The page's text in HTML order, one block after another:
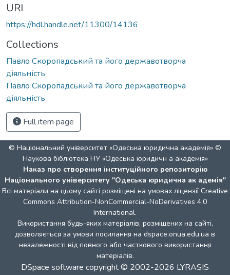
URI
https://hdl.handle.net/11300/14136
Collections
Павло Скоропадський та його державотворча
діяльність
Павло Скоропадський та його державотворча
діяльність
Full item page
© Національний університет «Одеська юридична академія» ©
Наукова бібліотека НУ «Одеська юридичн а академія»
Наказ про створення інституційного репозиторію
Національного університету "Одеська юридична ак адемія"
Всі матеріали на цьому сайті розміщені на умовах ліцензії Creative
Commons Attribution-NonCommercial-NoDerivatives 4.0
International.
Використання будь-яких матеріалів, розміщених на сайті,
дозволяється за умови посилання на dspace.onua.edu.ua в
незалежності від повного або часткового використання
матеріалів.
DSpace software copyright © 2002-2026 LYRASIS